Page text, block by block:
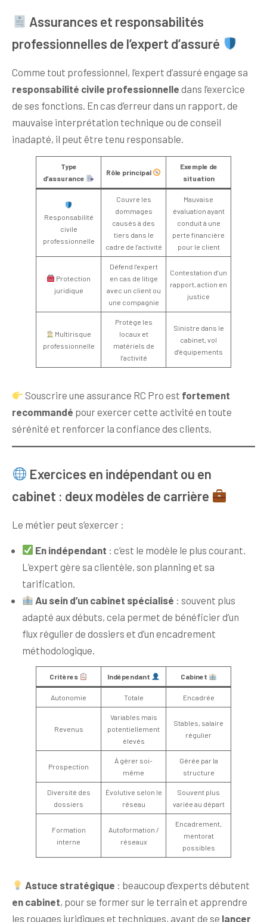
Assurances et responsabilités
professionnelles de l’expert d’assuré
Comme tout professionnel, l’expert d’assuré engage sa
responsabilité civile professionnelle dans l’exercice
de ses fonctions. En cas d’erreur dans un rapport, de
mauvaise interprétation technique ou de conseil
inadapté, il peut être tenu responsable.
Type
d’assurance
Rôle principal
Exemple de
situation
Responsabilité
civile
professionnelle
Couvre les
dommages
causés à des
tiers dans le
cadre de l’activité
Mauvaise
évaluation ayant
conduit à une
perte financière
pour le client
Protection
juridique
Défend l’expert
en cas de litige
avec un client ou
une compagnie
Contestation d’un
rapport, action en
justice
Multirisque
professionnelle
Protège les
locaux et
matériels de
l’activité
Sinistre dans le
cabinet, vol
d’équipements
Souscrire une assurance RC Pro est fortement
recommandé pour exercer cette activité en toute
sérénité et renforcer la confiance des clients.
Exercices en indépendant ou en
cabinet : deux modèles de carrière
Le métier peut s’exercer :
En indépendant : c’est le modèle le plus courant.
L’expert gère sa clientèle, son planning et sa
tarification.
Au sein d’un cabinet spécialisé : souvent plus
adapté aux débuts, cela permet de bénéficier d’un
flux régulier de dossiers et d’un encadrement
méthodologique.
Critères Indépendant Cabinet
Autonomie Totale Encadrée
Revenus
Variables mais
potentiellement
élevés
Stables, salaire
régulier
Prospection
À gérer soi-
même
Gérée par la
structure
Diversité des
dossiers
Évolutive selon le
réseau
Souvent plus
variée au départ
Formation
interne
Autoformation /
réseaux
Encadrement,
mentorat
possibles
Astuce stratégique : beaucoup d’experts débutent
en cabinet, pour se former sur le terrain et apprendre
les rouages juridiques et techniques, avant de se lancer